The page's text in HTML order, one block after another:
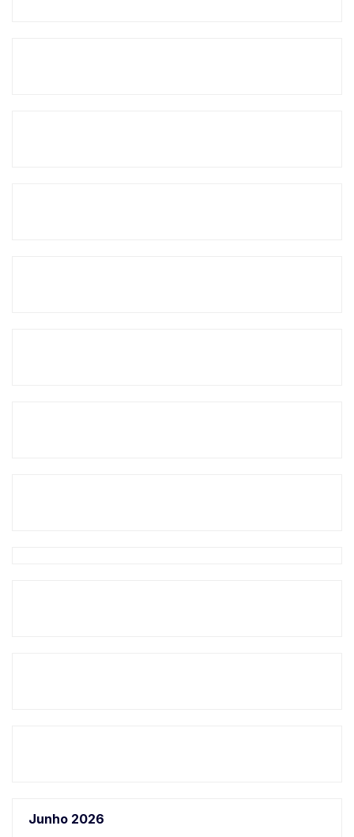
Junho 2026